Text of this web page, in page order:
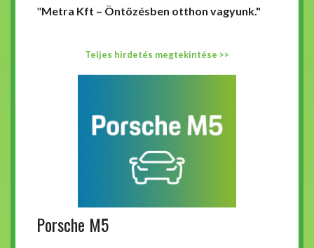
"Metra Kft – Öntözésben otthon vagyunk."
Teljes hirdetés megtekintése >>
Porsche M5